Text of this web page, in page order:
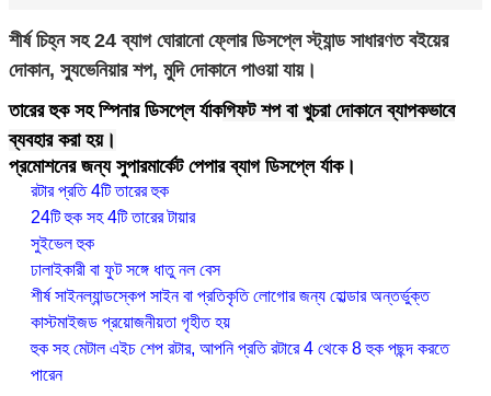
শীর্ষ চিহ্ন সহ 24 ব্যাগ ঘোরানো ফ্লোর ডিসপ্লে স্ট্যান্ড সাধারণত বইয়ের
দোকান, স্যুভেনিয়ার শপ, মুদি দোকানে পাওয়া যায়।
তারের হুক সহ স্পিনার ডিসপ্লে র্যাকগিফট শপ বা খুচরা দোকানে ব্যাপকভাবে
ব্যবহার করা হয়।
প্রমোশনের জন্য সুপারমার্কেট পেপার ব্যাগ ডিসপ্লে র্যাক।
রটার প্রতি 4টি তারের হুক
24টি হুক সহ 4টি তারের টায়ার
সুইভেল হুক
ঢালাইকারী বা ফুট সঙ্গে ধাতু নল বেস
শীর্ষ সাইনল্যান্ডস্কেপ সাইন বা প্রতিকৃতি লোগোর জন্য হোল্ডার অন্তর্ভুক্ত
কাস্টমাইজড প্রয়োজনীয়তা গৃহীত হয়
হুক সহ মেটাল এইচ শেপ রটার, আপনি প্রতি রটারে 4 থেকে 8 হুক পছন্দ করতে
পারেন